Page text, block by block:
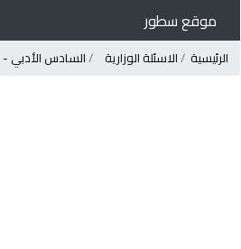
موقع سطور
الرئيسية الاسئلة الوزارية السادس الأدبي -